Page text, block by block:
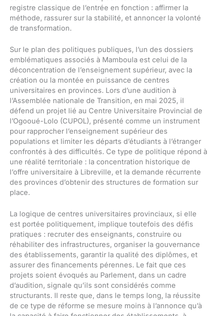
registre classique de l’entrée en fonction : affirmer la
méthode, rassurer sur la stabilité, et annoncer la volonté
de transformation.
Sur le plan des politiques publiques, l’un des dossiers
emblématiques associés à Mamboula est celui de la
déconcentration de l’enseignement supérieur, avec la
création ou la montée en puissance de centres
universitaires en provinces. Lors d’une audition à
l’Assemblée nationale de Transition, en mai 2025, il
défend un projet lié au Centre Universitaire Provincial de
l’Ogooué-Lolo (CUPOL), présenté comme un instrument
pour rapprocher l’enseignement supérieur des
populations et limiter les départs d’étudiants à l’étranger
confrontés à des difficultés. Ce type de politique répond à
une réalité territoriale : la concentration historique de
l’offre universitaire à Libreville, et la demande récurrente
des provinces d’obtenir des structures de formation sur
place.
La logique de centres universitaires provinciaux, si elle
est portée politiquement, implique toutefois des défis
pratiques : recruter des enseignants, construire ou
réhabiliter des infrastructures, organiser la gouvernance
des établissements, garantir la qualité des diplômes, et
assurer des financements pérennes. Le fait que ces
projets soient évoqués au Parlement, dans un cadre
d’audition, signale qu’ils sont considérés comme
structurants. Il reste que, dans le temps long, la réussite
de ce type de réforme se mesure moins à l’annonce qu’à